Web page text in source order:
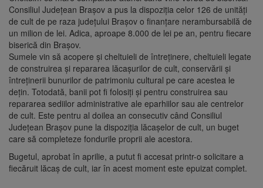
Consiliul Județean Brașov a pus la dispoziția celor 126 de unităţi
de cult de pe raza judeţului Braşov o finanţare nerambursabilă de
un milion de lei. Adica, aproape 8.000 de lei pe an, pentru fiecare
biserică din Brașov.
Sumele vin să acopere şi cheltuieli de întreţinere, cheltuieli legate
de construirea şi repararea lăcaşurilor de cult, conservării şi
întreţinerii bunurilor de patrimoniu cultural pe care acestea le
deţin. Totodată, banii pot fi folosiţi şi pentru construirea sau
repararea sediilor administrative ale eparhiilor sau ale centrelor
de cult. Este pentru al doilea an consecutiv când Consiliul
Judeţean Brașov pune la dispoziţia lăcaşelor de cult, un buget
care să completeze fondurile proprii ale acestora.
Bugetul, aprobat în aprilie, a putut fi accesat printr-o solicitare a
fiecăruit lăcaș de cult, iar în acest moment este epuizat complet.